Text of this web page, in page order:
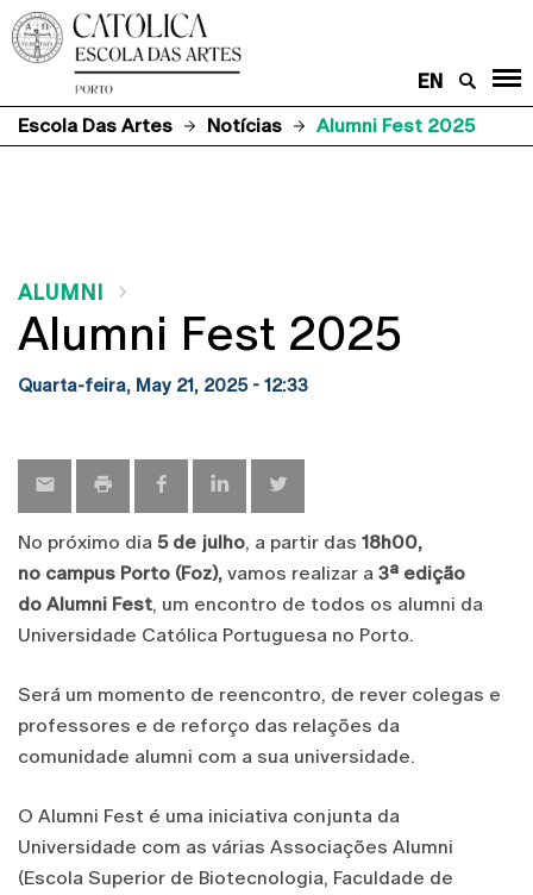
EN
Escola Das Artes
Notícias Alumni Fest 2025
ALUMNI
Alumni Fest 2025
Quarta-feira, May 21, 2025 - 12:33
No próximo dia 5 de julho, a partir das 18h00,
no campus Porto (Foz), vamos realizar a 3ª edição
do Alumni Fest, um encontro de todos os alumni da
Universidade Católica Portuguesa no Porto.
Será um momento de reencontro, de rever colegas e
professores e de reforço das relações da
comunidade alumni com a sua universidade.
O Alumni Fest é uma iniciativa conjunta da
Universidade com as várias Associações Alumni
(Escola Superior de Biotecnologia, Faculdade de